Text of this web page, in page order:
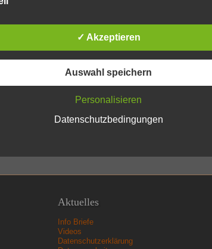
Aktuelles
Info Briefe
Videos
Datenschutzerklärung
✓ Akzeptieren
Auswahl speichern
Personalisieren
Datenschutzbedingungen